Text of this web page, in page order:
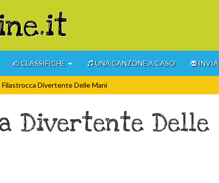
CLASSIFICHE UNA CANZONE A CASO INVIA
Filastrocca Divertente Delle Mani
Divertente Delle